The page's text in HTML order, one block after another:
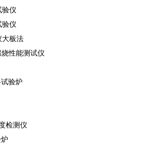
验仪
验仪
大板法
性能测试仪
验炉
检测仪